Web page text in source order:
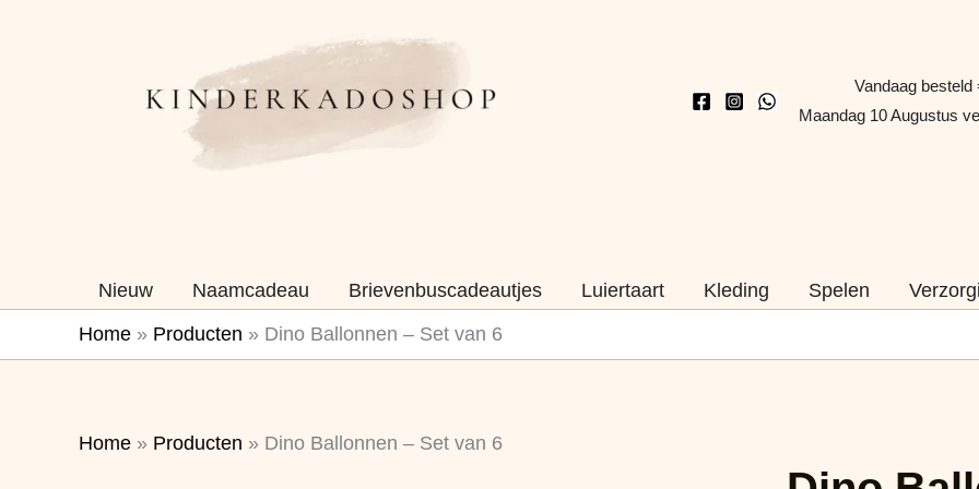
Vandaag besteld
Maandag 10 Augustus
Nieuw Naamcadeau Brievenbuscadeautjes Luiertaart Kleding Spelen
Home » Producten » Dino Ballonnen – Set van 6
Home » Producten » Dino Ballonnen – Set van 6